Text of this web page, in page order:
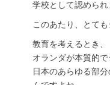
学校として認められ
このあたり、とても
教育を考えるとき、
オランダが本質的で
日本のあらゆる部